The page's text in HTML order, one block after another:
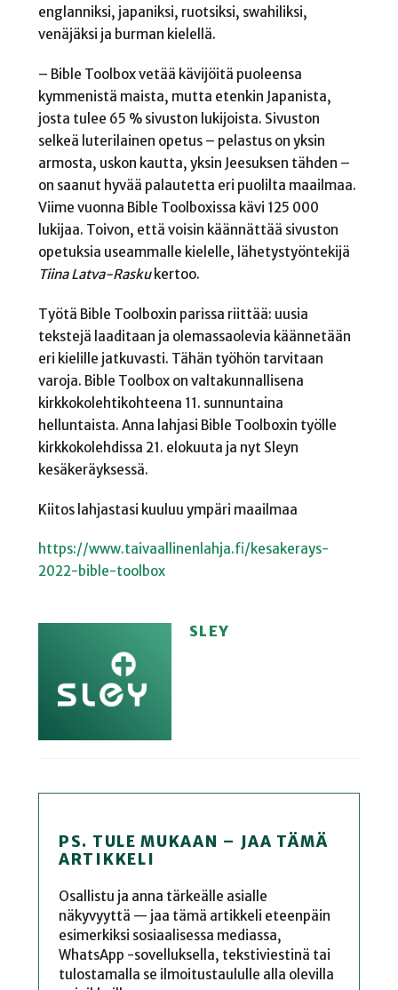
englanniksi, japaniksi, ruotsiksi, swahiliksi,
venäjäksi ja burman kielellä.
– Bible Toolbox vetää kävijöitä puoleensa
kymmenistä maista, mutta etenkin Japanista,
josta tulee 65 % sivuston lukijoista. Sivuston
selkeä luterilainen opetus – pelastus on yksin
armosta, uskon kautta, yksin Jeesuksen tähden –
on saanut hyvää palautetta eri puolilta maailmaa.
Viime vuonna Bible Toolboxissa kävi 125 000
lukijaa. Toivon, että voisin käännättää sivuston
opetuksia useammalle kielelle, lähetystyöntekijä
Tiina Latva-Raskukertoo.
Työtä Bible Toolboxin parissa riittää: uusia
tekstejä laaditaan ja olemassaolevia käännetään
eri kielille jatkuvasti. Tähän työhön tarvitaan
varoja. Bible Toolbox on valtakunnallisena
kirkkokolehtikohteena 11. sunnuntaina
helluntaista. Anna lahjasi Bible Toolboxin työlle
kirkkokolehdissa 21. elokuuta ja nyt Sleyn
kesäkeräyksessä.
Kiitos lahjastasi kuuluu ympäri maailmaa
https://www.taivaallinenlahja.fi/kesakerays-
2022-bible-toolbox
SLEY
PS. TULE MUKAAN – JAA TÄMÄ
ARTIKKELI
Osallistu ja anna tärkeälle asialle
näkyvyyttä — jaa tämä artikkeli eteenpäin
esimerkiksi sosiaalisessa mediassa,
WhatsApp -sovelluksella, tekstiviestinä tai
tulostamalla se ilmoitustaululle alla olevilla